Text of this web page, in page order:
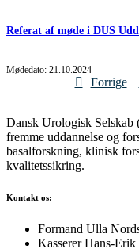
Referat af møde i DUS
Mødedato: 21.10.2024
Forrige
Dansk Urologisk Selskab
fremme uddannelse og
basalforskning, klinisk
kvalitetssikring.
Kontakt os:
Formand Ulla
Kasserer Hans-